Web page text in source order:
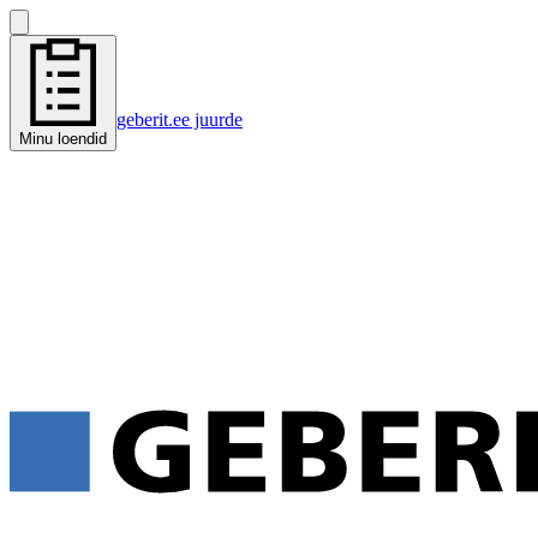
Minu loendid
geberit.ee juurde